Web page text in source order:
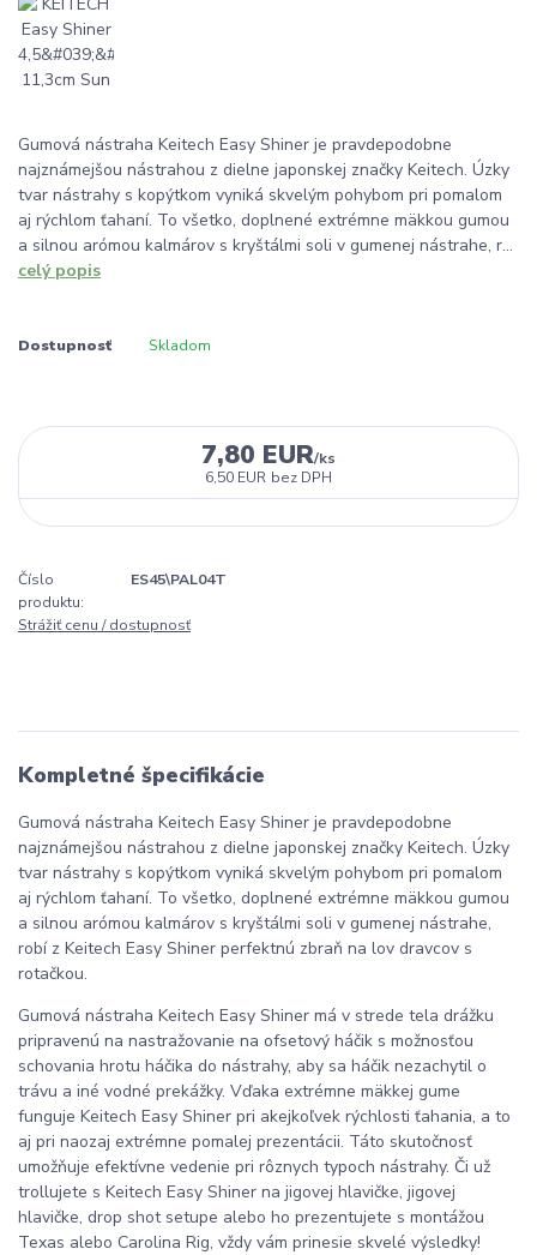
Gumová nástraha Keitech Easy Shiner je pravdepodobne
najznámejšou nástrahou z dielne japonskej značky Keitech. Úzky
tvar nástrahy s kopýtkom vyniká skvelým pohybom pri pomalom
aj rýchlom ťahaní. To všetko, doplnené extrémne mäkkou gumou
a silnou arómou kalmárov s kryštálmi soli v gumenej nástrahe, r...
celý popis
Dostupnosť Skladom
7,80 EUR/ks
6,50 EUR bez DPH
Číslo
produktu:
ES45\PAL04T
Strážiť cenu / dostupnosť
Kompletné špecifikácie
Gumová nástraha Keitech Easy Shiner je pravdepodobne
najznámejšou nástrahou z dielne japonskej značky Keitech. Úzky
tvar nástrahy s kopýtkom vyniká skvelým pohybom pri pomalom
aj rýchlom ťahaní. To všetko, doplnené extrémne mäkkou gumou
a silnou arómou kalmárov s kryštálmi soli v gumenej nástrahe,
robí z Keitech Easy Shiner perfektnú zbraň na lov dravcov s
rotačkou.
Gumová nástraha Keitech Easy Shiner má v strede tela drážku
pripravenú na nastražovanie na ofsetový háčik s možnosťou
schovania hrotu háčika do nástrahy, aby sa háčik nezachytil o
trávu a iné vodné prekážky. Vďaka extrémne mäkkej gume
funguje Keitech Easy Shiner pri akejkoľvek rýchlosti ťahania, a to
aj pri naozaj extrémne pomalej prezentácii. Táto skutočnosť
umožňuje efektívne vedenie pri rôznych typoch nástrahy. Či už
trollujete s Keitech Easy Shiner na jigovej hlavičke, jigovej
hlavičke, drop shot setupe alebo ho prezentujete s montážou
Texas alebo Carolina Rig, vždy vám prinesie skvelé výsledky!